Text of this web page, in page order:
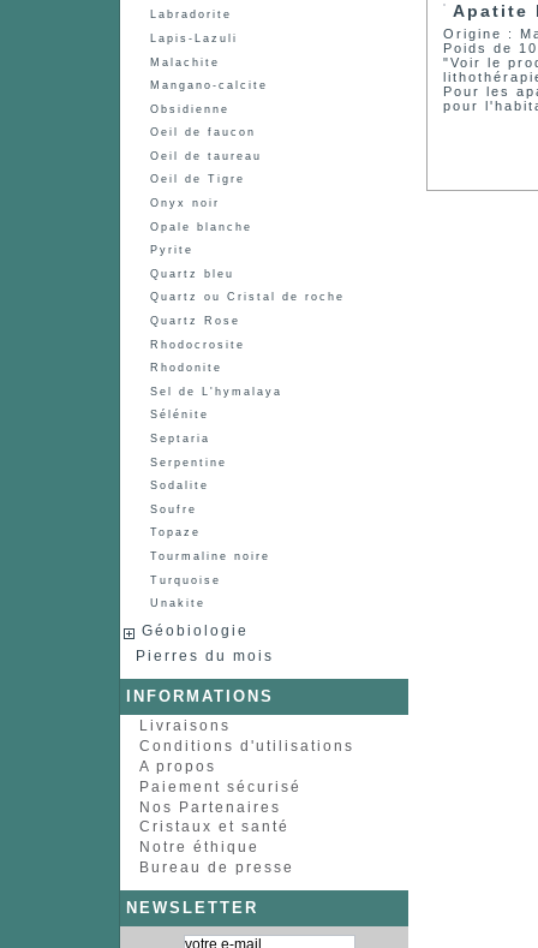
Labradorite
Lapis-Lazuli
Malachite
Mangano-calcite
Obsidienne
Oeil de faucon
Oeil de taureau
Oeil de Tigre
Onyx noir
Opale blanche
Pyrite
Quartz bleu
Quartz ou Cristal de roche
Quartz Rose
Rhodocrosite
Rhodonite
Sel de L'hymalaya
Sélénite
Septaria
Serpentine
Sodalite
Soufre
Topaze
Tourmaline noire
Turquoise
Unakite
Géobiologie
Pierres du mois
INFORMATIONS
Livraisons
Conditions d'utilisations
A propos
Paiement sécurisé
Nos Partenaires
Cristaux et santé
Notre éthique
Bureau de presse
NEWSLETTER
Apatite
Origine :
Poids de
"Voir le
Pour les
pour